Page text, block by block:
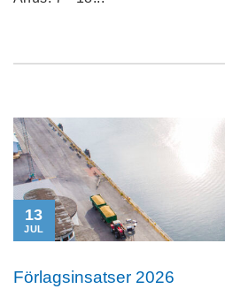
13
JUL
Förlagsinsatser 2026